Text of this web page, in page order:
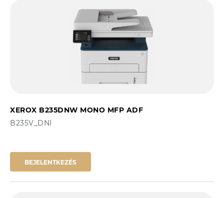
XEROX B235DNW MONO MFP ADF
B235V_DNI
BEJELENTKEZÉS